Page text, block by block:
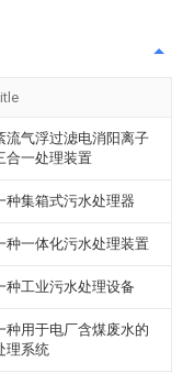
流气浮过滤电消阳离子
合一处理装置
种集箱式污水处理器
种一体化污水处理装置
种工业污水处理设备
种用于电厂含煤废水的
理系统